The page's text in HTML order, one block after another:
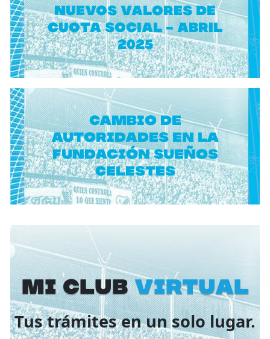
NUEVOS VALORES DE
CUOTA SOCIAL - ABRIL
2025
Cambio de
autoridades en la
Fundación Sueños
Celestes
Mi Clubvirtual
Tus trámites en un solo lugar.